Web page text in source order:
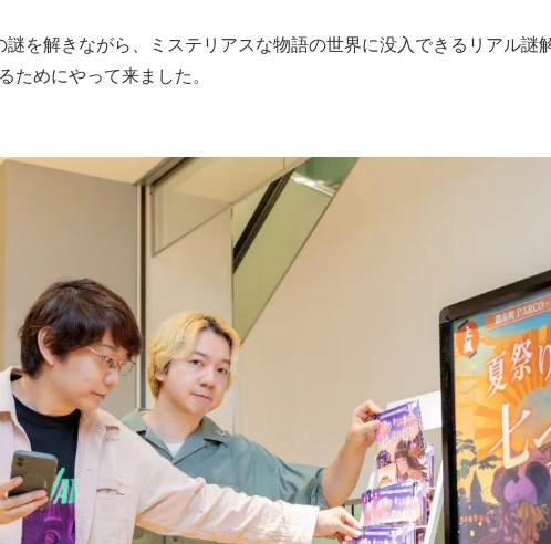
を解きながら、ミステリアスな物語の世界に没入できるリアル謎
ためにやって来ました。